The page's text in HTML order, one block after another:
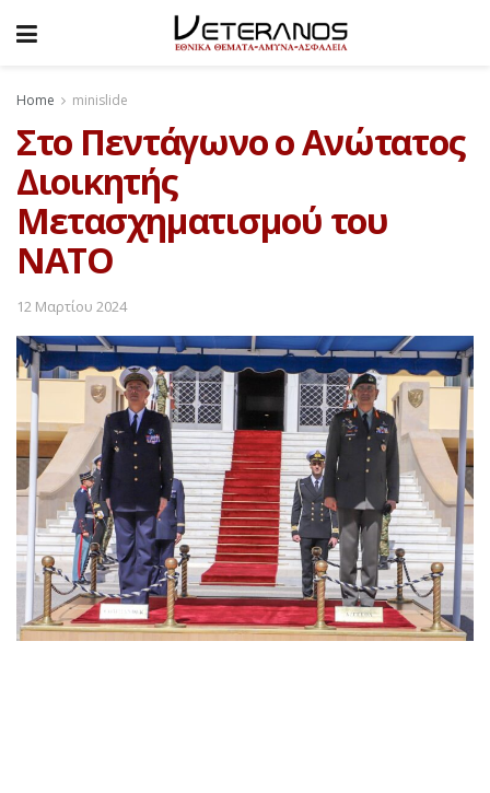
Home minislide
Στο Πεντάγωνο ο Ανώτατος
Διοικητής
Μετασχηματισμού του
NATO
12 Μαρτίου 2024